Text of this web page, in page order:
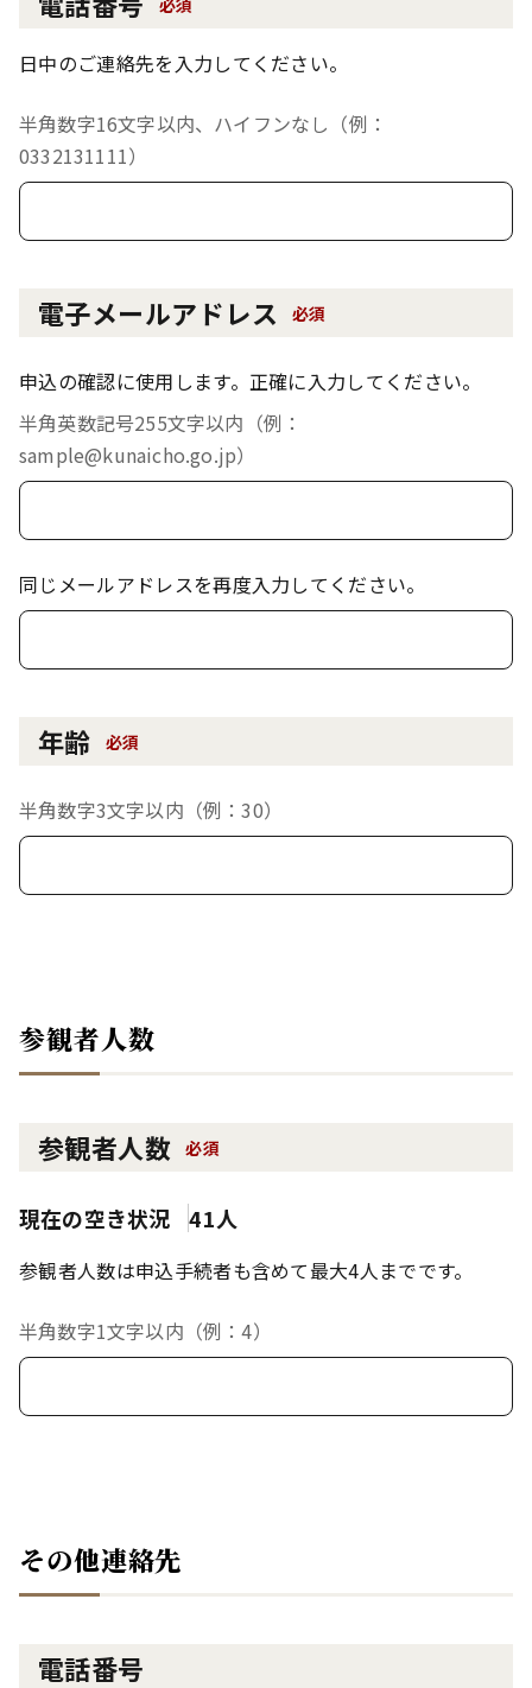
必須
日中のご連絡先を入力してください。
半角数字16文字以内、ハイフンなし（例：
0332131111）
電子メールアドレス 必須
申込の確認に使用します。正確に入力してください。
半角英数記号255文字以内（例：
sample@kunaicho.go.jp）
同じメールアドレスを再度入力してください。
年齢 必須
半角数字3文字以内（例：30）
参観者人数
参観者人数 必須
現在の空き状況 41人
参観者人数は申込手続者も含めて最大4人までです。
半角数字1文字以内（例：4）
その他連絡先
電話番号